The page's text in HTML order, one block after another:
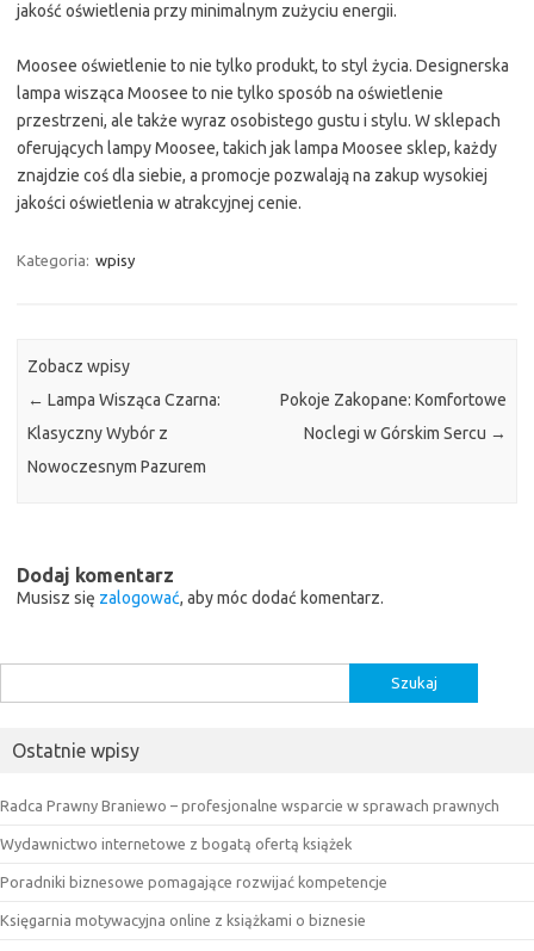
jakość oświetlenia przy minimalnym zużyciu energii.
Moosee oświetlenie to nie tylko produkt, to styl życia. Designerska
lampa wisząca Moosee to nie tylko sposób na oświetlenie
przestrzeni, ale także wyraz osobistego gustu i stylu. W sklepach
oferujących lampy Moosee, takich jak lampa Moosee sklep, każdy
znajdzie coś dla siebie, a promocje pozwalają na zakup wysokiej
jakości oświetlenia w atrakcyjnej cenie.
Kategoria: wpisy
Zobacz wpisy
← Lampa Wisząca Czarna:
Klasyczny Wybór z
Nowoczesnym Pazurem
Pokoje Zakopane: Komfortowe
Noclegi w Górskim Sercu →
Dodaj komentarz
Musisz się zalogować, aby móc dodać komentarz.
Ostatnie wpisy
Radca Prawny Braniewo – profesjonalne wsparcie w sprawach prawnych
Wydawnictwo internetowe z bogatą ofertą książek
Poradniki biznesowe pomagające rozwijać kompetencje
Księgarnia motywacyjna online z książkami o biznesie